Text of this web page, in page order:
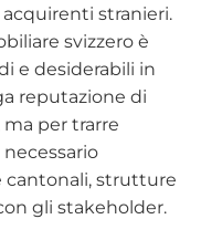
stranieri.
svizzero è
e desiderabili in
reputazione di
per trarre
cantonali, strutture
gli stakeholder.